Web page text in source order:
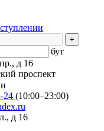
+
бут
д 16
проспект
24 (10:00–23:00)
д 16